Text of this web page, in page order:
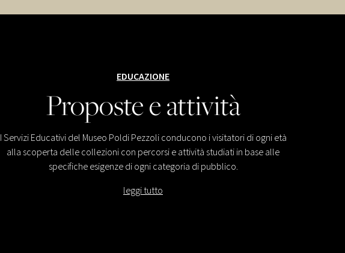
EDUCAZIONE
Proposte e attività
I Servizi Educativi del Museo Poldi Pezzoli conducono i visitatori di ogni età
alla scoperta delle collezioni con percorsi e attività studiati in base alle
specifiche esigenze di ogni categoria di pubblico.
leggi tutto